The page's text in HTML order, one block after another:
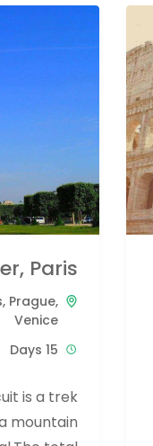
Paris
, Prague,
Venice
15 Days
is a trek
mountain